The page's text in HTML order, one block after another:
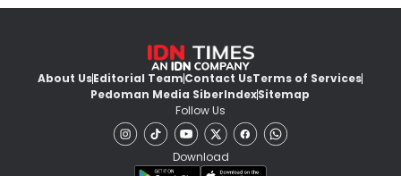
About UsEditorial TeamContact UsTerms of Services
Pedoman Media SiberIndexSitemap
Follow Us
Download